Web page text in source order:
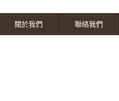
關於我們 聯絡我們